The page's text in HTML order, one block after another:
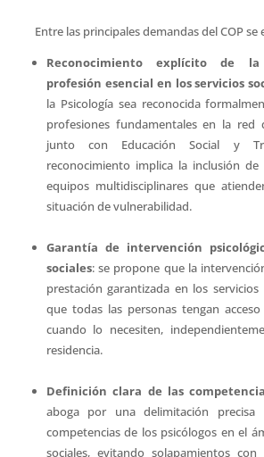
Entre las principales demandas del COP se
Reconocimiento explícito de la
profesión esencial en los servicios
la Psicología sea reconocida
profesiones fundamentales en la red
junto con Educación Social y
reconocimiento implica la inclusión de
equipos multidisciplinares que
situación de vulnerabilidad.
Garantía de intervención
sociales: se propone que la
prestación garantizada en los servicios
que todas las personas tengan
cuando lo necesiten,
residencia.
Definición clara de las
aboga por una delimitación
competencias de los psicólogos en el
sociales, evitando solapamientos